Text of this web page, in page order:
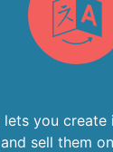
lets you
sell them